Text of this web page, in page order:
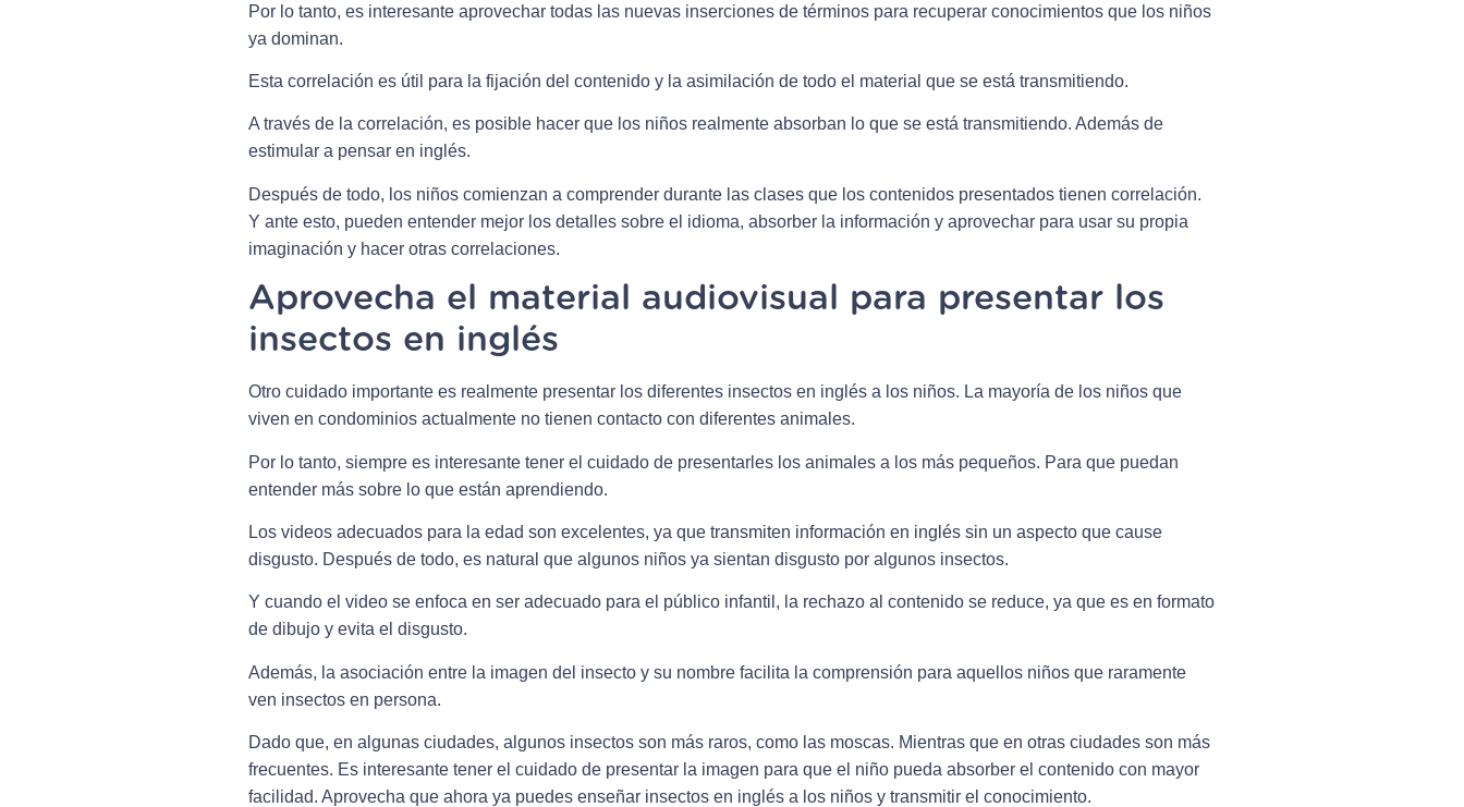
Por lo tanto, es interesante aprovechar todas las nuevas inserciones de términos para recuperar conocimientos que los niños
ya dominan.
Esta correlación es útil para la fijación del contenido y la asimilación de todo el material que se está transmitiendo.
A través de la correlación, es posible hacer que los niños realmente absorban lo que se está transmitiendo. Además de
estimular a pensar en inglés.
Después de todo, los niños comienzan a comprender durante las clases que los contenidos presentados tienen correlación.
Y ante esto, pueden entender mejor los detalles sobre el idioma, absorber la información y aprovechar para usar su propia
imaginación y hacer otras correlaciones.
Aprovecha el material audiovisual para presentar los
insectos en inglés
Otro cuidado importante es realmente presentar los diferentes insectos en inglés a los niños. La mayoría de los niños que
viven en condominios actualmente no tienen contacto con diferentes animales.
Por lo tanto, siempre es interesante tener el cuidado de presentarles los animales a los más pequeños. Para que puedan
entender más sobre lo que están aprendiendo.
Los videos adecuados para la edad son excelentes, ya que transmiten información en inglés sin un aspecto que cause
disgusto. Después de todo, es natural que algunos niños ya sientan disgusto por algunos insectos.
Y cuando el video se enfoca en ser adecuado para el público infantil, la rechazo al contenido se reduce, ya que es en formato
de dibujo y evita el disgusto.
Además, la asociación entre la imagen del insecto y su nombre facilita la comprensión para aquellos niños que raramente
ven insectos en persona.
Dado que, en algunas ciudades, algunos insectos son más raros, como las moscas. Mientras que en otras ciudades son más
frecuentes. Es interesante tener el cuidado de presentar la imagen para que el niño pueda absorber el contenido con mayor
facilidad. Aprovecha que ahora ya puedes enseñar insectos en inglés a los niños y transmitir el conocimiento.